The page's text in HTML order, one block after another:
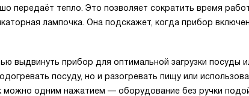
передаёт тепло. Это позволяет сократить время
лампочка. Она подскажет, когда прибор включен
выдвинуть прибор для оптимальной загрузки посуды
посуду, но и разогревать пищу или
можно одним нажатием — оборудование без ручки